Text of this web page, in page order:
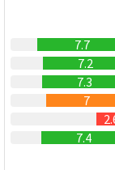
7.7
7.2
7.3
7
7.4